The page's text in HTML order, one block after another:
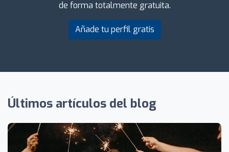
de forma totalmente gratuita.
Añade tu perfil gratis
Últimos artículos del blog